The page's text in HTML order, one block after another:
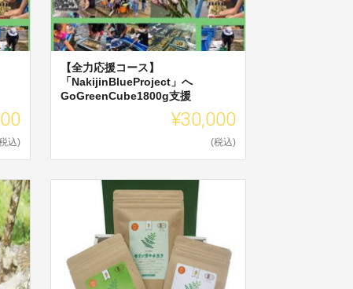
込)
【全力応援コース】
「NakijinBlueProject」へ
GoGreenCube1800g支援
¥30,000
(税込)